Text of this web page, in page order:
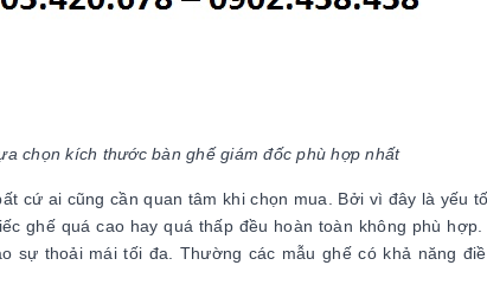
chọn kích thước bàn ghế giám đốc phù hợp nhất
cứ ai cũng cần quan tâm khi chọn mua. Bởi vì đây là yếu
ghế quá cao hay quá thấp đều hoàn toàn không phù
sự thoải mái tối đa. Thường các mẫu ghế có khả năng